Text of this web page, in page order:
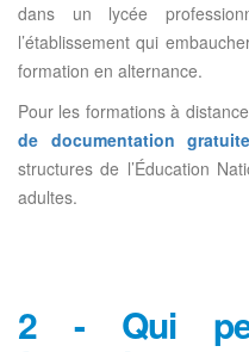
dans un lycée
l’établissement qui
formation en alternance.
Pour les formations à
de documentation
structures de l’Éducation
adultes.
2 - Qui